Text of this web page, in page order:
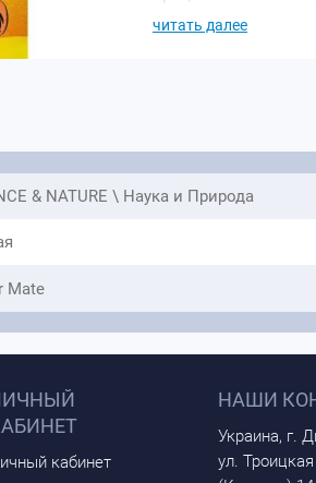
За четыре
иммунную систему
зрения в великое
связывает точки
читать далее
& NATURE \ Наука и Природа
Mate
кабинет
НАШИ
Украина, г.
ул. Троицкая